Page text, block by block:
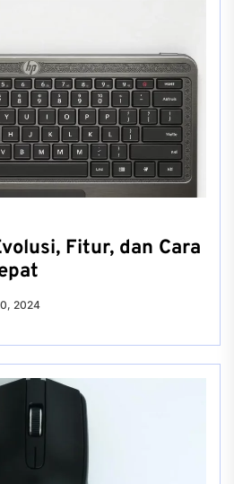
Fitur, dan Cara
2024